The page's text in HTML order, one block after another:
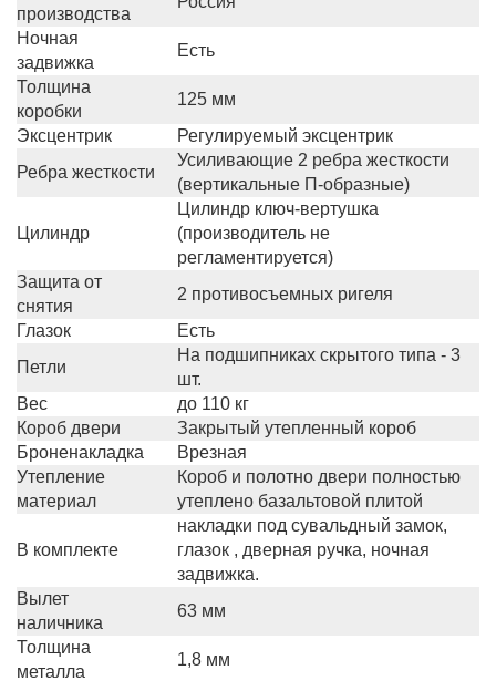
производства
Ночная
задвижка
Есть
Толщина
коробки
125 мм
Эксцентрик
Регулируемый эксцентрик
Ребра жесткости
Усиливающие 2 ребра жесткости
(вертикальные П-образные)
Цилиндр
Цилиндр ключ-вертушка
(производитель не
регламентируется)
Защита от
снятия
2 противосъемных ригеля
Глазок
Есть
Петли
На подшипниках скрытого типа - 3
шт.
Вес
до 110 кг
Короб двери
Закрытый утепленный короб
Броненакладка
Врезная
Утепление
материал
Короб и полотно двери полностью
утеплено базальтовой плитой
В комплекте
накладки под сувальдный замок,
глазок , дверная ручка, ночная
задвижка.
Вылет
наличника
63 мм
Толщина
металла
1,8 мм